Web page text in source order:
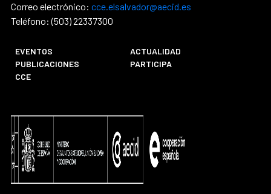
Correo electrónico: cce.elsalvador@aecid.es
Teléfono: (503) 22337300
EVENTOS
ACTUALIDAD
PUBLICACIONES
PARTICIPA
CCE